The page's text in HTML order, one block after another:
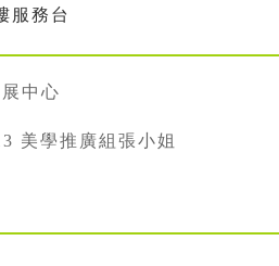
服務台
中心
美學推廣組張小姐